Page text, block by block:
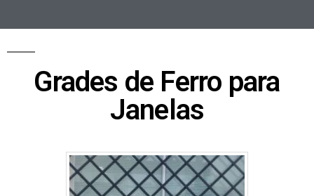
Grades de Ferro para
Janelas